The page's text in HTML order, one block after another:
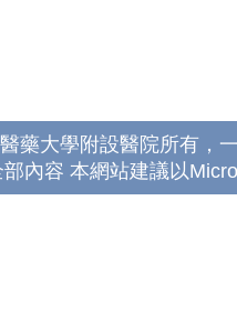
藥大學附設醫院所有，
內容 本網站建議以